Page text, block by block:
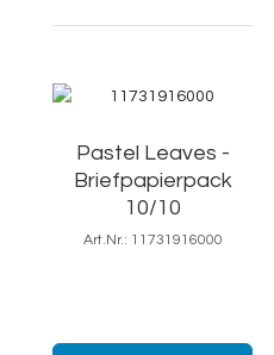
Pastel Leaves -
Briefpapierpack
10/10
Art.Nr.: 11731916000